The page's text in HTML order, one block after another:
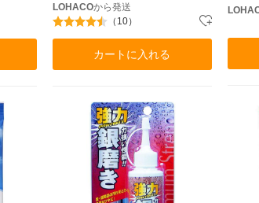
LOHACOから発送
（10）
カートに入れる